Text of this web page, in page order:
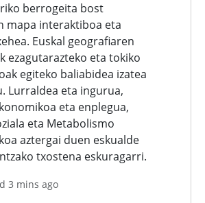
berrogeita bost
mapa interaktiboa eta
Euskal geografiaren
ezagutarazteko eta tokiko
egiteko baliabidea izatea
Lurraldea eta ingurua,
eta enplegua,
eta Metabolismo
aztergai duen eskualde
txostena eskuragarri.
3 mins ago